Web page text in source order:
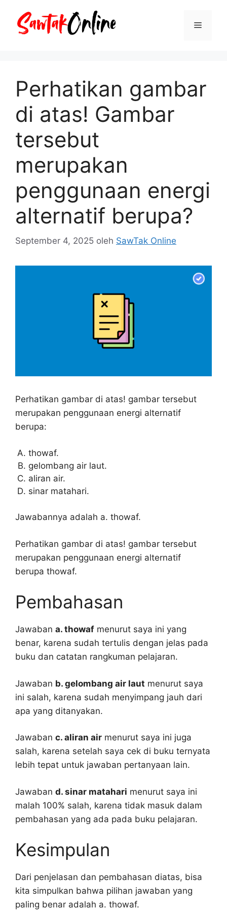
Menu
Perhatikan gambar
di atas! Gambar
tersebut
merupakan
penggunaan energi
alternatif berupa?
September 4, 2025 oleh SawTak Online
Perhatikan gambar di atas! gambar tersebut
merupakan penggunaan energi alternatif
berupa:
thowaf.
gelombang air laut.
aliran air.
sinar matahari.
Jawabannya adalah a. thowaf.
Perhatikan gambar di atas! gambar tersebut
merupakan penggunaan energi alternatif
berupa thowaf.
Pembahasan
Jawaban a. thowaf menurut saya ini yang
benar, karena sudah tertulis dengan jelas pada
buku dan catatan rangkuman pelajaran.
Jawaban b. gelombang air laut menurut saya
ini salah, karena sudah menyimpang jauh dari
apa yang ditanyakan.
Jawaban c. aliran air menurut saya ini juga
salah, karena setelah saya cek di buku ternyata
lebih tepat untuk jawaban pertanyaan lain.
Jawaban d. sinar matahari menurut saya ini
malah 100% salah, karena tidak masuk dalam
pembahasan yang ada pada buku pelajaran.
Kesimpulan
Dari penjelasan dan pembahasan diatas, bisa
kita simpulkan bahwa pilihan jawaban yang
paling benar adalah a. thowaf.